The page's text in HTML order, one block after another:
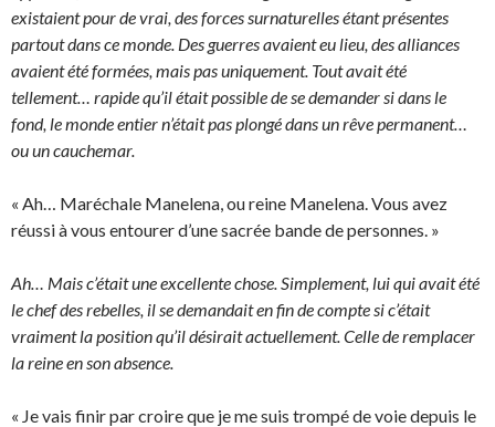
existaient pour de vrai, des forces surnaturelles étant présentes
partout dans ce monde. Des guerres avaient eu lieu, des alliances
avaient été formées, mais pas uniquement. Tout avait été
tellement… rapide qu’il était possible de se demander si dans le
fond, le monde entier n’était pas plongé dans un rêve permanent…
ou un cauchemar.
« Ah… Maréchale Manelena, ou reine Manelena. Vous avez
réussi à vous entourer d’une sacrée bande de personnes. »
Ah… Mais c’était une excellente chose. Simplement, lui qui avait été
le chef des rebelles, il se demandait en fin de compte si c’était
vraiment la position qu’il désirait actuellement. Celle de remplacer
la reine en son absence.
« Je vais finir par croire que je me suis trompé de voie depuis le